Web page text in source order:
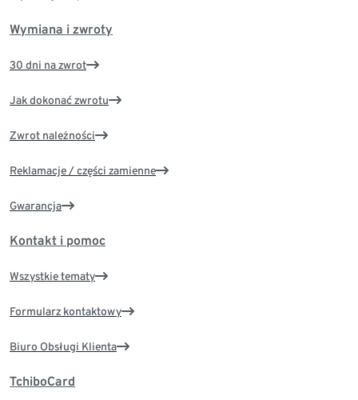
Wymiana i zwroty
30 dni na zwrot
Jak dokonać zwrotu
Zwrot należności
Reklamacje / części zamienne
Gwarancja
Kontakt i pomoc
Wszystkie tematy
Formularz kontaktowy
Biuro Obsługi Klienta
TchiboCard